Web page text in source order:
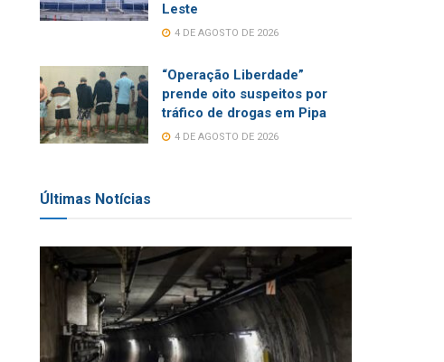
Leste
4 DE AGOSTO DE 2026
“Operação Liberdade”
prende oito suspeitos por
tráfico de drogas em Pipa
4 DE AGOSTO DE 2026
Últimas Notícias